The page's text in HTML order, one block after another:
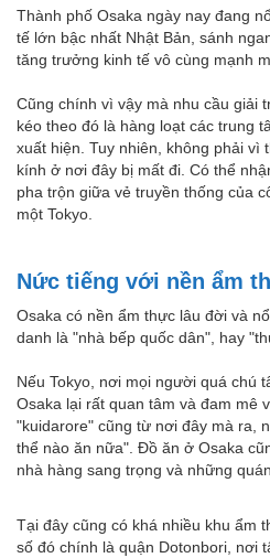
Thành phố Osaka ngày nay đang
tế lớn bậc nhất Nhật Bản, sánh
tăng trưởng kinh tế vô cùng mạnh
Cũng chính vì vậy mà nhu cầu giải
kéo theo đó là hàng loạt các trung
xuất hiện. Tuy nhiên, không phải vì
kính ở nơi đây bị mất đi. Có thể
pha trộn giữa vẻ truyền thống của
một Tokyo.
Nức tiếng với nền ẩm
Osaka có nền ẩm thực lâu đời và
danh là "nhà bếp quốc dân", hay
Nếu Tokyo, nơi mọi người quá chú
Osaka lại rất quan tâm và đam mê
"kuidarore" cũng từ nơi đây mà ra,
thể nào ăn nữa". Đồ ăn ở Osaka
nhà hàng sang trọng và những
Tại đây cũng có khá nhiều khu ẩm
số đó chính là quận Dotonbori, nơi